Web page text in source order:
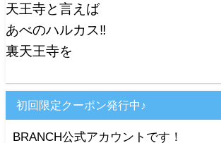
天王寺と言えば
あべのハルカス‼️
裏天王寺を
初回限定クーポン発行中♪
BRANCH公式アカウントです！